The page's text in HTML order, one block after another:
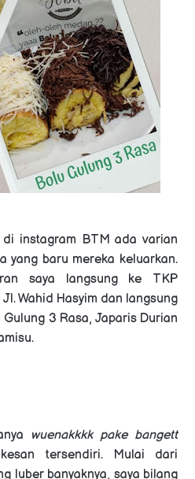
instagram BTM ada varian
yang baru mereka keluarkan.
saya langsung ke TKP
Wahid Hasyim dan langsung
3 Rasa, Japaris Durian
wuenakkkk pake bangett
tersendiri. Mulai dari
luber banyaknya, saya bilang